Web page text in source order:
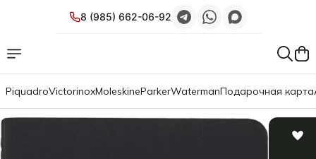
8 (985) 662-06-92
PiquadroVictorinoxMoleskineParkerWatermanПодарочная карта